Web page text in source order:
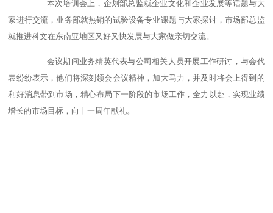
本次培训会上，企划部总监就企业文化和企业发展等话题与大
家进行交流，业务部就热销的试验设备专业课题与大家探讨，市场部总监
就推进科文在东南亚地区又好又快发展与大家做亲切交流。
会议期间业务精英代表与公司相关人员开展工作研讨，与会代
表纷纷表示，他们将深刻领会会议精神，加大马力，并及时将会上得到的
利好消息带到市场，精心布局下一阶段的市场工作，全力以赴，实现业绩
增长的市场目标，向十一周年献礼。